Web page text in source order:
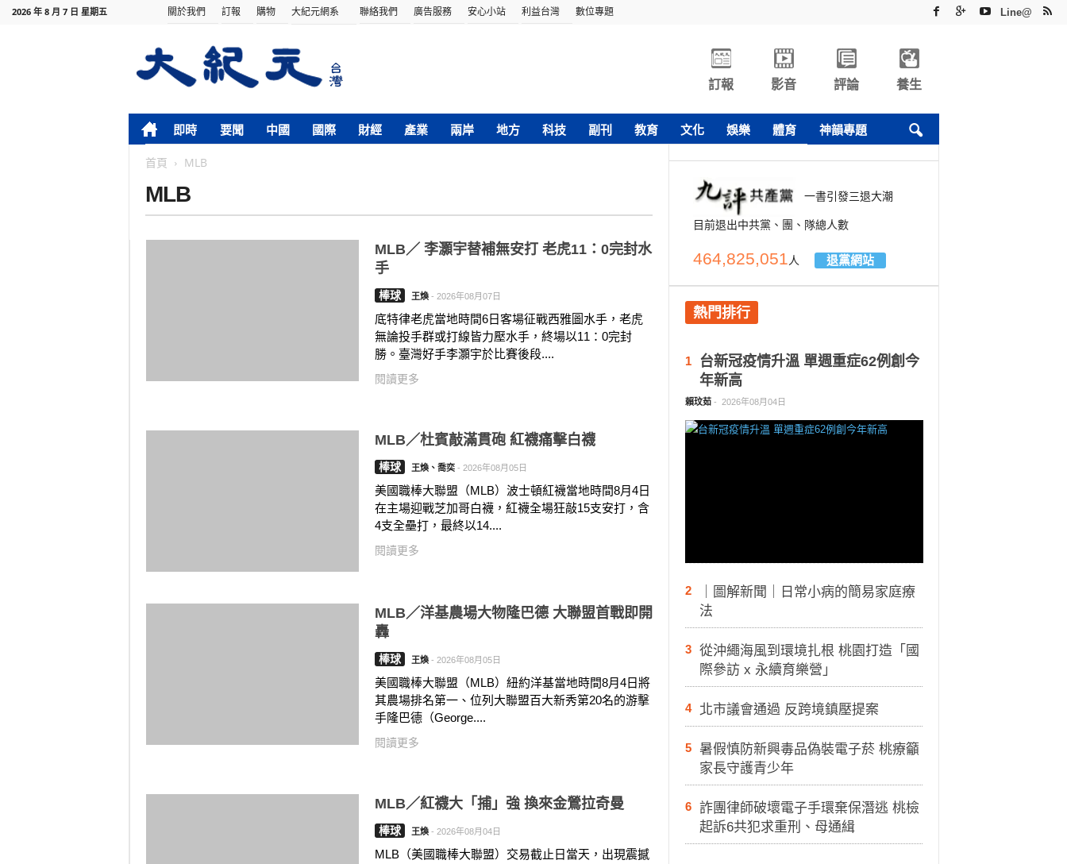
2026 年 8 月 7 日 星期五 關於我們 訂報 購物 大紀元網系 聯絡我們 廣告服務 安心小站 利益台灣 數位專題 Line@
訂報 影音 評論 養生
即時 要聞 中國 國際 財經 產業 兩岸 地方 科技 副刊 教育 文化 娛樂 體育 神韻專題
首頁 MLB
MLB
MLB／ 李灝宇替補無安打 老虎11：0完封水
手
棒球 王煥 - 2026年08月07日
底特律老虎當地時間6日客場征戰西雅圖水手，老虎
無論投手群或打線皆力壓水手，終場以11：0完封
勝。臺灣好手李灝宇於比賽後段....
閱讀更多
MLB／杜賓敲滿貫砲 紅襪痛擊白襪
棒球 王煥、喬奕 - 2026年08月05日
美國職棒大聯盟（MLB）波士頓紅襪當地時間8月4日
在主場迎戰芝加哥白襪，紅襪全場狂敲15支安打，含
4支全壘打，最終以14....
閱讀更多
MLB／洋基農場大物隆巴德 大聯盟首戰即開
轟
棒球 王煥 - 2026年08月05日
美國職棒大聯盟（MLB）紐約洋基當地時間8月4日將
其農場排名第一、位列大聯盟百大新秀第20名的游擊
手隆巴德（George....
閱讀更多
MLB／紅襪大「捕」強 換來金鶯拉奇曼
棒球 王煥 - 2026年08月04日
MLB（美國職棒大聯盟）交易截止日當天，出現震撼
一書引發三退大潮
目前退出中共黨、團、隊總人數
464,825,051人 退黨網站
熱門排行
1
台新冠疫情升溫 單週重症62例創今
年新高
賴玟茹 - 2026年08月04日
2
｜圖解新聞｜日常小病的簡易家庭療
法
3
從沖繩海風到環境扎根 桃園打造「國
際參訪 x 永續育樂營」
4 北市議會通過 反跨境鎮壓提案
5
暑假慎防新興毒品偽裝電子菸 桃療籲
家長守護青少年
6
詐團律師破壞電子手環棄保潛逃 桃檢
起訴6共犯求重刑、母通緝